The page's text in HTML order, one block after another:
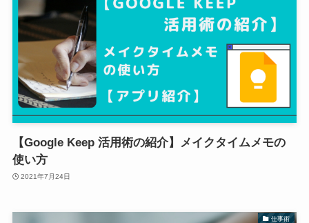
【Google Keep 活用術の紹介】メイクタイムメモの
使い方
2021年7月24日
仕事術